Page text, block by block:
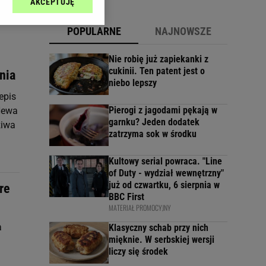
POPULARNE NAJNOWSZE
Nie robię już zapiekanki z
cukinii. Ten patent jest o
niebo lepszy
Pierogi z jagodami pękają w
garnku? Jeden dodatek
zatrzyma sok w środku
Kultowy serial powraca. "Line
of Duty - wydział wewnętrzny"
już od czwartku, 6 sierpnia w
BBC First
MATERIAŁ PROMOCYJNY
Klasyczny schab przy nich
mięknie. W serbskiej wersji
liczy się środek
sp. z o.o., jej
danych poprzez
Zmiana ustawień
celów identyfikacji.
reklam i treści,